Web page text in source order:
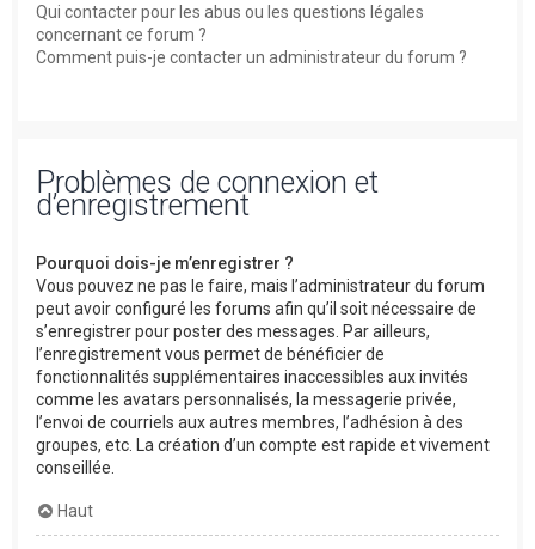
Qui contacter pour les abus ou les questions légales
concernant ce forum ?
Comment puis-je contacter un administrateur du forum ?
Problèmes de connexion et
d’enregistrement
Pourquoi dois-je m’enregistrer ?
Vous pouvez ne pas le faire, mais l’administrateur du forum
peut avoir configuré les forums afin qu’il soit nécessaire de
s’enregistrer pour poster des messages. Par ailleurs,
l’enregistrement vous permet de bénéficier de
fonctionnalités supplémentaires inaccessibles aux invités
comme les avatars personnalisés, la messagerie privée,
l’envoi de courriels aux autres membres, l’adhésion à des
groupes, etc. La création d’un compte est rapide et vivement
conseillée.
Haut